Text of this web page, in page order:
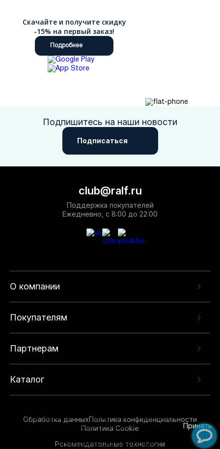
Скачайте и получите скидку
-15% на первый заказ!
Подробнее
Подпишитесь на наши новости
Подписаться
О компании
Покупателям
Партнерам
Каталог
club@ralf.ru
Поддержка покупателей
Ежедневно, с 8:00 до 22:00
Обработка данныхПолитика конфиденциальности
Политика Cookie
Рекомендательные технологии
опыта на нашем сайте. Продолжая использовать
данный сайт, вы соглашаетесь с использованием
технологий. Для получения дополнительной
Принять